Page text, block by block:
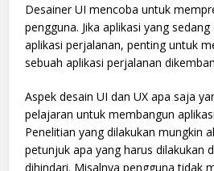
Desainer UI mencoba untuk
pengguna. Jika aplikasi yang
aplikasi perjalanan, penting untuk
sebuah aplikasi perjalanan
Aspek desain UI dan UX apa saja
pelajaran untuk membangun
Penelitian yang dilakukan mungkin
petunjuk apa yang harus dilakukan
dihindari. Misalnya pengguna tidak